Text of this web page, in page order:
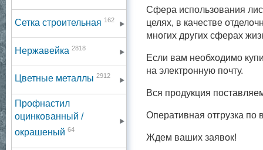
Сетка строительная 162
Нержавейка 2818
Цветные металлы 2912
Профнастил
оцинкованный /
окрашеный 64
Сфера использования
целях, в качестве
многих других сферах
Если вам необходимо
на электронную почту.
Вся продукция
Оперативная отгрузка
Ждем ваших заявок!